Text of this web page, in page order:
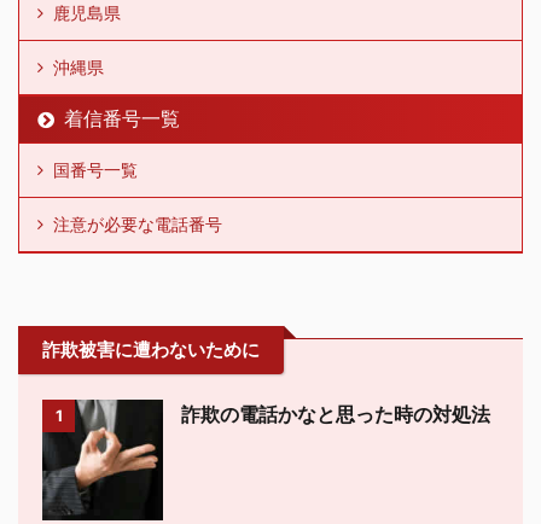
鹿児島県
沖縄県
着信番号一覧
国番号一覧
注意が必要な電話番号
詐欺被害に遭わないために
1 詐欺の電話かなと思った時の対処法